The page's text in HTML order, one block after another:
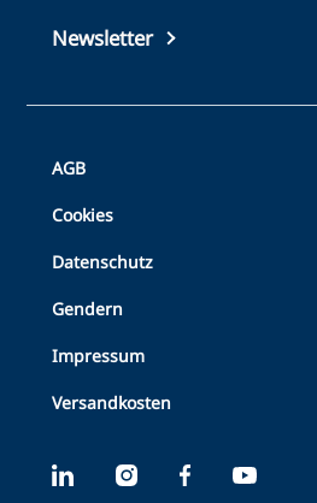
Newsletter
Bottom
Footer
AGB
Cookies
Datenschutz
Gendern
Impressum
Versandkosten